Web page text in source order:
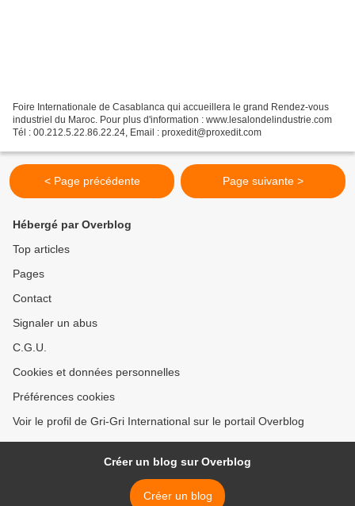
Foire Internationale de Casablanca qui accueillera le grand Rendez-vous
industriel du Maroc. Pour plus d'information : www.lesalondelindustrie.com
Tél : 00.212.5.22.86.22.24, Email : proxedit@proxedit.com
< Page précédente Page suivante >
Hébergé par Overblog
Top articles
Pages
Contact
Signaler un abus
C.G.U.
Cookies et données personnelles
Préférences cookies
Voir le profil de Gri-Gri International sur le portail Overblog
Créer un blog sur Overblog
Créer un blog